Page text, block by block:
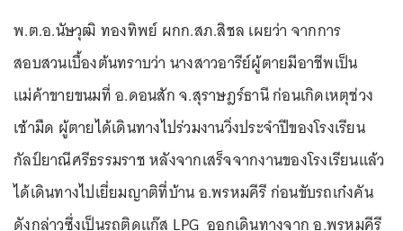
พ.ต.อ.นัษวุฒิ ทองทิพย์ ผกก.สภ.สิชล เผยว่า จากการ
สอบสวนเบื้องต้นทราบว่า นางสาวอารีย์ผู้ตายมีอาชีพเป็น
แม่ค้าขายขนมที่ อ.ดอนสัก จ.สุราษฎร์ธานี ก่อนเกิดเหตุช่วง
เช้ามืด ผู้ตายได้เดินทางไปร่วมงานวิ่งประจำปีของโรงเรียน
กัลป์ยาณีศรีธรรมราช หลังจากเสร็จจากงานของโรงเรียนแล้ว
ได้เดินทางไปเยี่ยมญาติที่บ้าน อ.พรหมคีรี ก่อนขับรถเก๋งคัน
ดังกล่าวซึ่งเป็นรถติดแก๊ส LPG ออกเดินทางจาก อ.พรหมคีรี